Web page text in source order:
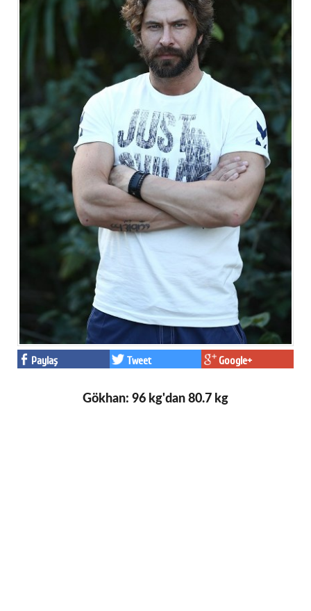
Paylaş Tweet Google+
Gökhan: 96 kg'dan 80.7 kg